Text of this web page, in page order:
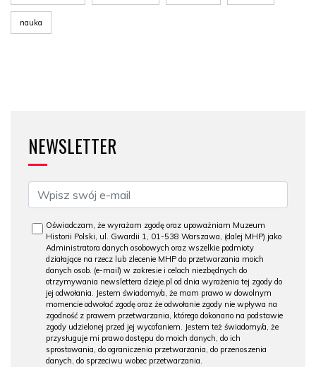
nauka
NEWSLETTER
Oświadczam, że wyrażam zgodę oraz upoważniam Muzeum
Historii Polski, ul. Gwardii 1, 01-538 Warszawa, (dalej MHP) jako
Administratora danych osobowych oraz wszelkie podmioty
działające na rzecz lub zlecenie MHP do przetwarzania moich
danych osob. (e-mail) w zakresie i celach niezbędnych do
otrzymywania newslettera dzieje.pl od dnia wyrażenia tej zgody do
jej odwołania. Jestem świadomy/a, że mam prawo w dowolnym
momencie odwołać zgodę oraz że odwołanie zgody nie wpływa na
zgodność z prawem przetwarzania, którego dokonano na podstawie
zgody udzielonej przed jej wycofaniem. Jestem też świadomy/a, że
przysługuje mi prawo dostępu do moich danych, do ich
sprostowania, do ograniczenia przetwarzania, do przenoszenia
danych, do sprzeciwu wobec przetwarzania.